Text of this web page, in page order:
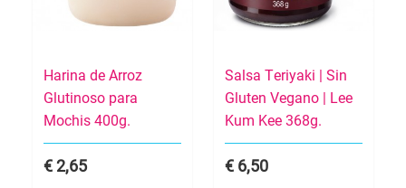
Harina de Arroz
Glutinoso para
Mochis 400g.
2,65
Salsa Teriyaki | Sin
Gluten Vegano | Lee
Kum Kee 368g.
6,50